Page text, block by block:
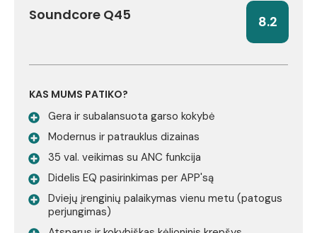
Soundcore Q45 8.2
KAS MUMS PATIKO?
Gera ir subalansuota garso kokybė
Modernus ir patrauklus dizainas
35 val. veikimas su ANC funkcija
Didelis EQ pasirinkimas per APP'są
Dviejų įrenginių palaikymas vienu metu (patogus
perjungimas)